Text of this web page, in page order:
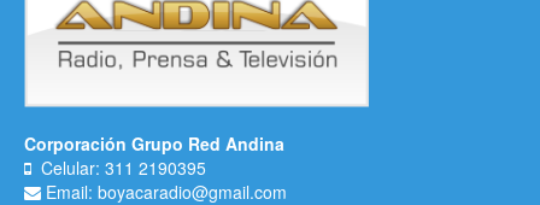
Corporación Grupo Red Andina
Celular: 311 2190395
Email: boyacaradio@gmail.com